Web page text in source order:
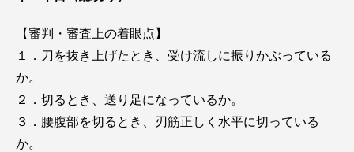
【審判・審査上の着眼点】
１．刀を抜き上げたとき、受け流しに振りかぶっている
か。
２．切るとき、送り足になっているか。
３．腰腹部を切るとき、刃筋正しく水平に切っている
か。